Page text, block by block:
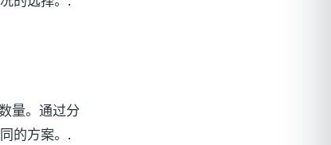
量。通过分
的方案。.